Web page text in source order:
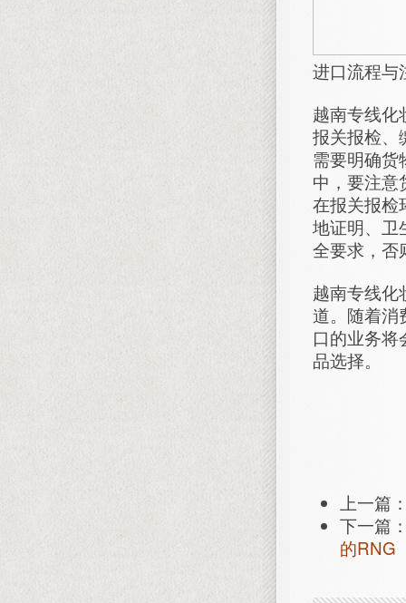
进口流程与
越南专线化
报关报检、
需要明确货
中，要注意
在报关报检
地证明、卫
全要求，否
越南专线化
道。随着消
口的业务
品选择。
上一篇
下一篇
的RNG